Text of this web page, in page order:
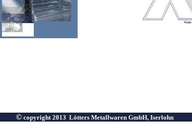
© copyright 2013 Lötters Metallwaren GmbH, Iserlohn